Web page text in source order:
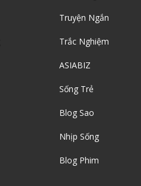
Truyện Ngắn
Trắc Nghiệm
ASIABIZ
Sống Trẻ
Blog Sao
Nhịp Sống
Blog Phim